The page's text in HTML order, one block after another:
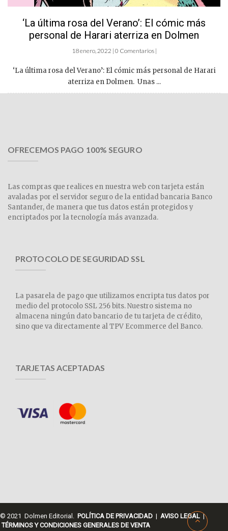
‘La última rosa del Verano’: El cómic más
personal de Harari aterriza en Dolmen
18 enero, 2022 | 0 Comentarios |
‘La última rosa del Verano’: El cómic más personal de Harari
aterriza en Dolmen. Unas ...
OFRECEMOS PAGO 100% SEGURO
Las compras que realices en nuestra web con tarjeta están
avaladas por el servidor seguro de la entidad bancaria Banco
Santander, de manera que tus datos están protegidos y
encriptados por la tecnología más avanzada.
PROTOCOLO DE SEGURIDAD SSL
La pasarela de pago que utilizamos encripta tus datos por
medio del protocolo SSL 256 bits. Nuestro sistema no
almacena ningún dato bancario de tu tarjeta de crédito,
sino que va directamente al TPV Ecommerce del Banco.
TARJETAS ACEPTADAS
© 2021 Dolmen Editorial. POLÍTICA DE PRIVACIDAD | AVISO LEGAL |
TÉRMINOS Y CONDICIONES GENERALES DE VENTA